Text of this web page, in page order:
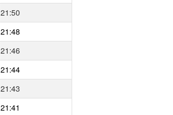
21:50
21:48
21:46
21:44
21:43
21:41